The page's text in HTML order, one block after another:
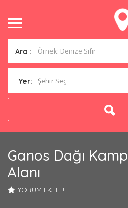
Ara :
Yer: Şehir Seç
Ganos Dağı Kamp
Alanı
YORUM EKLE !!